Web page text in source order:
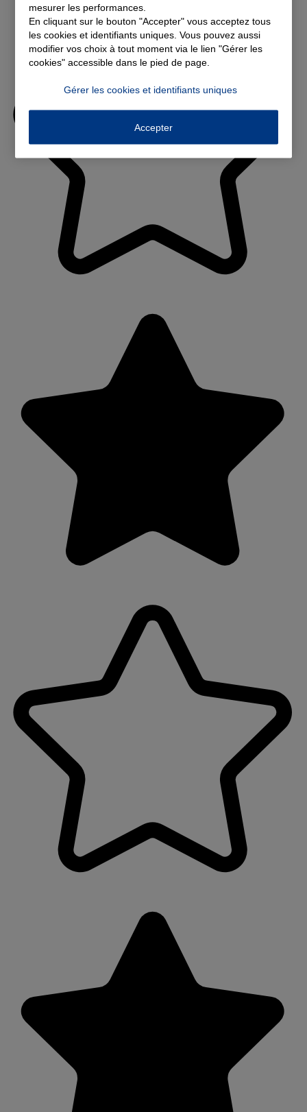
mesurer les performances.
En cliquant sur le bouton "Accepter" vous acceptez tous
les cookies et identifiants uniques. Vous pouvez aussi
modifier vos choix à tout moment via le lien "Gérer les
cookies" accessible dans le pied de page.
Gérer les cookies et identifiants uniques
Accepter